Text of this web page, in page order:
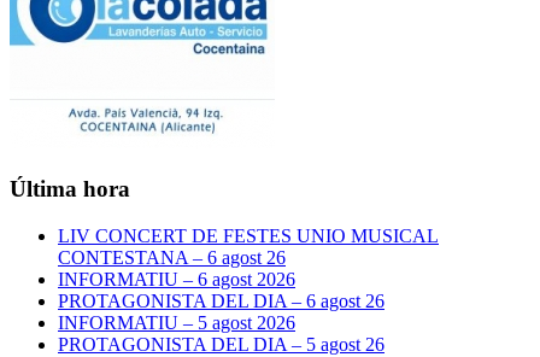
Última hora
LIV CONCERT DE FESTES UNIO MUSICAL
CONTESTANA – 6 agost 26
INFORMATIU – 6 agost 2026
PROTAGONISTA DEL DIA – 6 agost 26
INFORMATIU – 5 agost 2026
PROTAGONISTA DEL DIA – 5 agost 26